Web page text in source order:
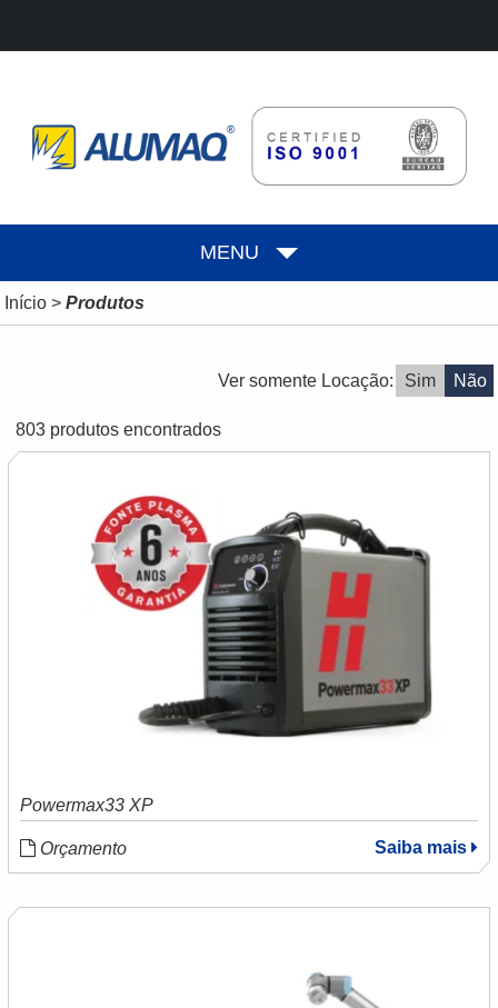
MENU
Início> Produtos
Ver somente Locação: Sim Não
803 produtos encontrados
Powermax33 XP
Orçamento Saiba mais